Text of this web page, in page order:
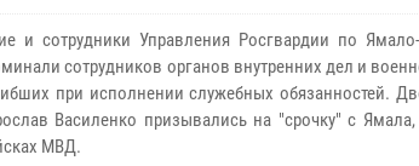
и сотрудники Управления Росгвардии по
сотрудников органов внутренних дел и
при исполнении служебных обязанностей.
Василенко призывались на "срочку" с Ямала,
МВД.